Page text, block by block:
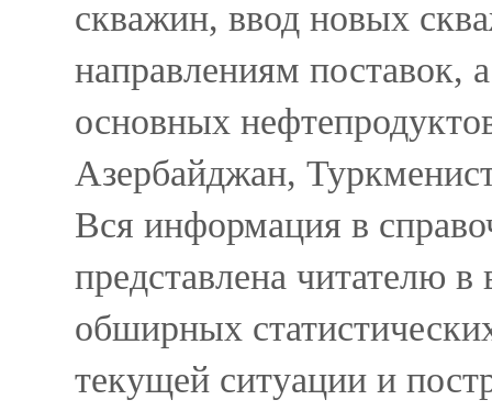
скважин, ввод новых
направлениям поставок,
основных
Азербайджан,
Вся информация в
представлена читателю
обширных
текущей ситуации и